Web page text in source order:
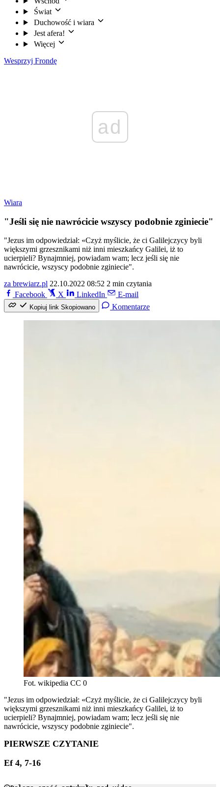
Świat
Duchowość i wiara
Jest afera!
Więcej
Wesprzyj Frondę
ad
Wiara
"Jeśli się nie nawrócicie wszyscy podobnie zginiecie"
"Jezus im odpowiedział: «Czyż myślicie, że ci Galilejczycy byli
większymi grzesznikami niż inni mieszkańcy Galilei, iż to
ucierpieli? Bynajmniej, powiadam wam; lecz jeśli się nie
nawrócicie, wszyscy podobnie zginiecie".
za brewiarz.pl 22.10.2022 08:52 2 min czytania
Facebook
X LinkedIn E-mail
Kopiuj link Skopiowano Komentarze
Fot. wikipedia CC 0
"Jezus im odpowiedział: «Czyż myślicie, że ci Galilejczycy byli
większymi grzesznikami niż inni mieszkańcy Galilei, iż to
ucierpieli? Bynajmniej, powiadam wam; lecz jeśli się nie
nawrócicie, wszyscy podobnie zginiecie".
PIERWSZE CZYTANIE
Ef 4, 7-16